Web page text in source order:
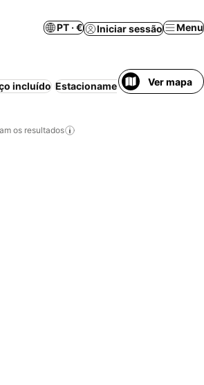
PT · € Iniciar sessão Menu
incluído Estacionamento Bed &
Ver mapa
os resultados